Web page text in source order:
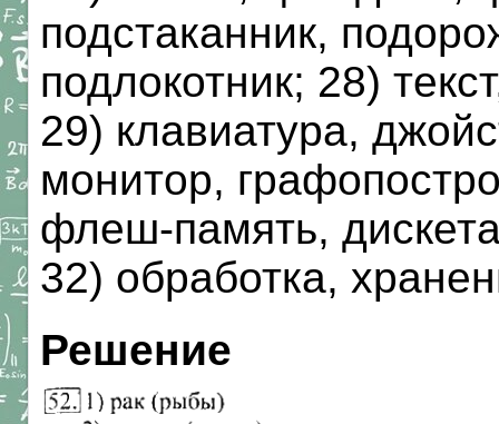
подстаканник,
подлокотник; 28)
29) клавиатура,
монитор,
флеш-память,
32) обработка,
Решение